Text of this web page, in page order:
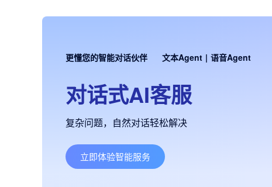
更懂您的智能对话伙伴 文本Agent | 语音Agent
对话式AI客服
复杂问题，自然对话轻松解决
立即体验智能服务